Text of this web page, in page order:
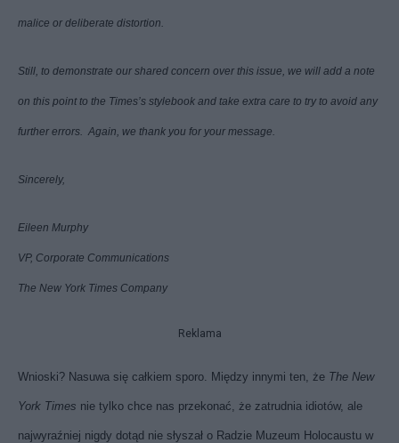
malice or deliberate distortion.
Still, to demonstrate our shared concern over this issue, we will add a note
on this point to the Times’s stylebook and take extra care to try to avoid any
further errors. Again, we thank you for your message.
Sincerely,
Eileen Murphy
VP, Corporate Communications
The New York Times Company
Reklama
Wnioski? Nasuwa się całkiem sporo. Między innymi ten, że The New
York Times nie tylko chce nas przekonać, że zatrudnia idiotów, ale
najwyraźniej nigdy dotąd nie słyszał o Radzie Muzeum Holocaustu w